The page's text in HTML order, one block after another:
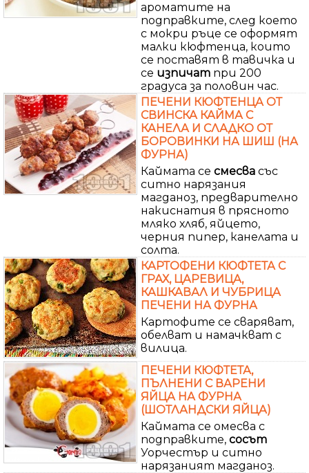
ароматите на
подправките, след което
с мокри ръце се оформят
малки кюфтенца, които
се поставят в тавичка и
се изпичат при 200
градуса за половин час.
ПЕЧЕНИ КЮФТЕНЦА ОТ
СВИНСКА КАЙМА С
КАНЕЛА И СЛАДКО ОТ
БОРОВИНКИ НА ШИШ (НА
ФУРНА)
Каймата се смесва със
ситно нарязания
магданоз, предварително
накиснатия в прясното
мляко хляб, яйцето,
черния пипер, канелата и
солта.
КАРТОФЕНИ КЮФТЕТА С
ГРАХ, ЦАРЕВИЦА,
КАШКАВАЛ И ЧУБРИЦА
ПЕЧЕНИ НА ФУРНА
Картофите се сваряват,
обелват и намачкват с
вилица.
ПЕЧЕНИ КЮФТЕТА,
ПЪЛНЕНИ С ВАРЕНИ
ЯЙЦА НА ФУРНА
(ШОТЛАНДСКИ ЯЙЦА)
Каймата се омесва с
подправките, сосът
Уорчестър и ситно
нарязаният магданоз.